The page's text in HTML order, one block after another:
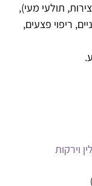
תולעי מעי),
ריפוי פצעים,
וירקות